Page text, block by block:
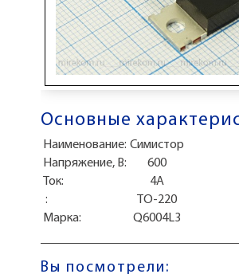
Основные
Наименование: Симистор
Напряжение, В:
600
Ток:
4А
:
TO-220
Марка:
Q6004L3
Вы посмотрели: